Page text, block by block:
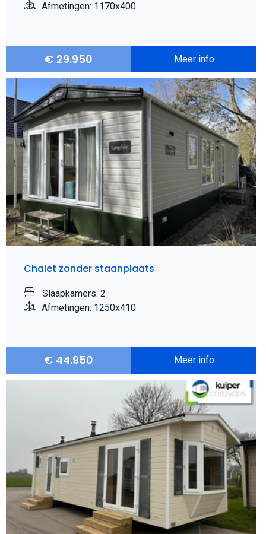
Afmetingen: 1170x400
€ 29.950 Meer info
Chalet zonder staanplaats
Slaapkamers: 2
Afmetingen: 1250x410
€ 44.950 Meer info